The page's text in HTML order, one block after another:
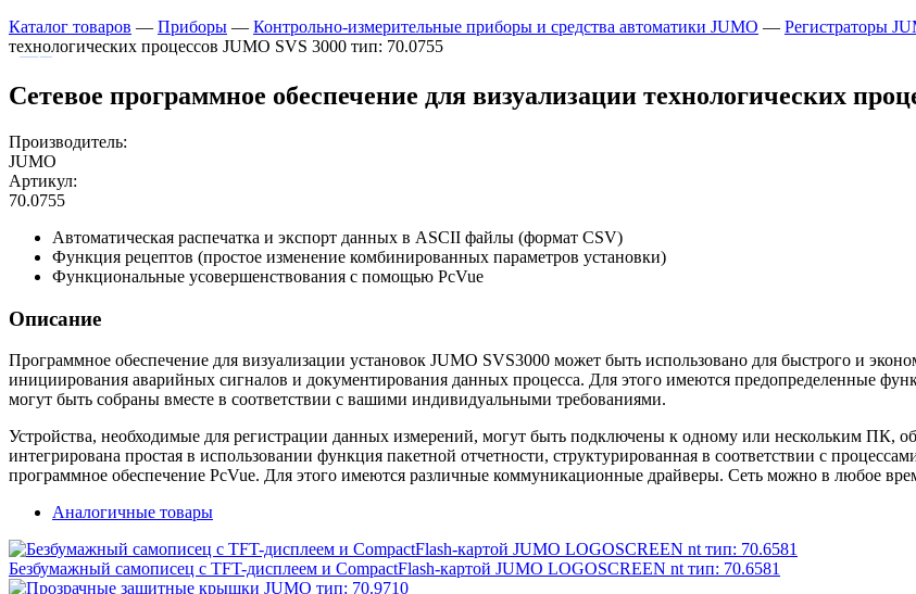
Каталог товаров — Приборы — Контрольно-измерительные приборы и средства автоматики JUMO — Регистраторы
технологических процессов JUMO SVS 3000 тип: 70.0755
Сетевое программное обеспечение для визуализации технологических
Производитель:
JUMO
Артикул:
70.0755
Автоматическая распечатка и экспорт данных в ASCII файлы (формат CSV)
Функция рецептов (простое изменение комбинированных параметров установки)
Функциональные усовершенствования с помощью PcVue
Описание
Программное обеспечение для визуализации установок JUMO SVS3000 может быть использовано для быстрого и
инициирования аварийных сигналов и документирования данных процесса. Для этого имеются предопределенные
могут быть собраны вместе в соответствии с вашими индивидуальными требованиями.
Устройства, необходимые для регистрации данных измерений, могут быть подключены к одному или нескольким ПК,
интегрирована простая в использовании функция пакетной отчетности, структурированная в соответствии с
программное обеспечение PcVue. Для этого имеются различные коммуникационные драйверы. Сеть можно в любое
Аналогичные товары
Безбумажный самописец с TFT-дисплеем и CompactFlash-картой JUMO LOGOSCREEN nt тип: 70.6581